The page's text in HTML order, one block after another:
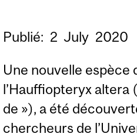
Publié: 2 July 2020
Une nouvelle espèce
l’Hauffiopteryx altera
de »), a été
chercheurs de